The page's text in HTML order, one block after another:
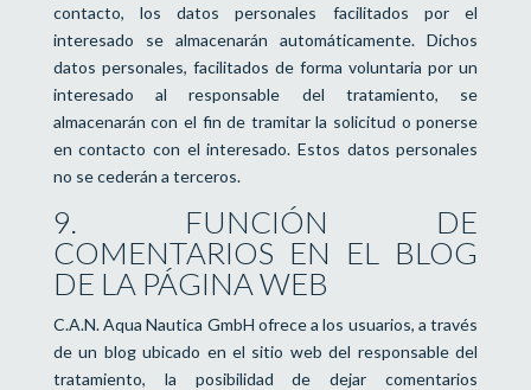
contacto, los datos personales facilitados por el
interesado se almacenarán automáticamente. Dichos
datos personales, facilitados de forma voluntaria por un
interesado al responsable del tratamiento, se
almacenarán con el fin de tramitar la solicitud o ponerse
en contacto con el interesado. Estos datos personales
no se cederán a terceros.
9. FUNCIÓN DE
COMENTARIOS EN EL BLOG
DE LA PÁGINA WEB
C.A.N. Aqua Nautica GmbH ofrece a los usuarios, a través
de un blog ubicado en el sitio web del responsable del
tratamiento, la posibilidad de dejar comentarios